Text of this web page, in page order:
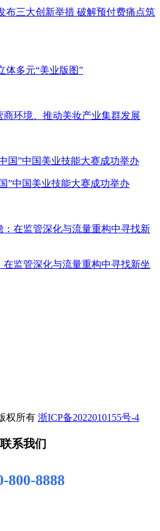
布三大创新举措 破解预付费痛点筑
体多元“美业版图”
商环境、推动美妆产业集群发展
”中国美业技能大赛成功举办
在监管深化与流量重构中寻找新坐
权所有 浙ICP备2022010155号-4
联系我们
800-8888